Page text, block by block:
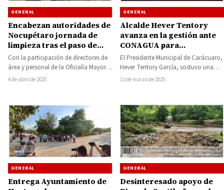
GENERAL
Encabezan autoridades de
Nocupétaro jornada de
limpieza tras el paso de
peregrinos durante la
Fiesta de Ceniza 2025
Con la participación de directores de
área y personal de la Oficialía Mayor,
el Ayuntamiento de Nocupétaro
4 de abril de 2025
GENERAL
Alcalde Hever Tentory
avanza en la gestión ante
CONAGUA para
infraestructura hídrica en
Carácuaro
El Presidente Municipal de Carácuaro,
Hever Tentory García, sostuvo una
reunión con el Delegado Estatal de la
12 de marzo de 2025
GENERAL
Entrega Ayuntamiento de
GENERAL
Desinteresado apoyo de